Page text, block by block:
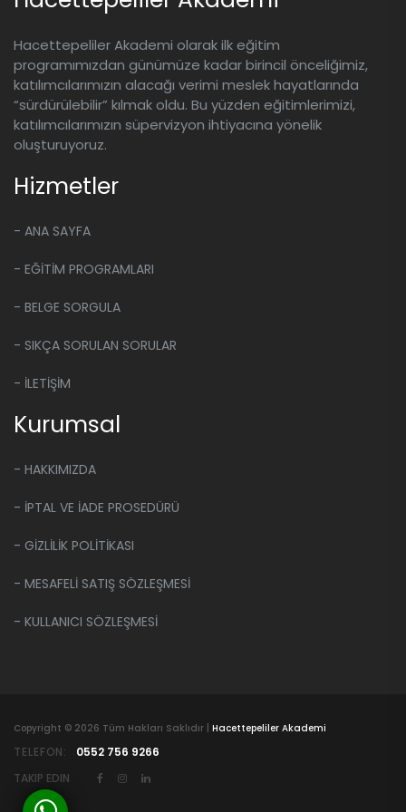
Hacettepeliler Akademi olarak ilk eğitim
programımızdan günümüze kadar birincil önceliğimiz,
katılımcılarımızın alacağı verimi meslek hayatlarında
“sürdürülebilir” kılmak oldu. Bu yüzden eğitimlerimizi,
katılımcılarımızın süpervizyon ihtiyacına yönelik
oluşturuyoruz.
Hizmetler
- ANA SAYFA
- EĞİTİM PROGRAMLARI
- BELGE SORGULA
- SIKÇA SORULAN SORULAR
- İLETİŞİM
Kurumsal
- HAKKIMIZDA
- İPTAL VE İADE PROSEDÜRÜ
- GİZLİLİK POLİTİKASI
- MESAFELİ SATIŞ SÖZLEŞMESİ
- KULLANICI SÖZLEŞMESİ
Copyright © 2026 Tüm Hakları Saklıdır | Hacettepeliler Akademi
TELEFON:
0552 756 9266
TAKIP EDIN